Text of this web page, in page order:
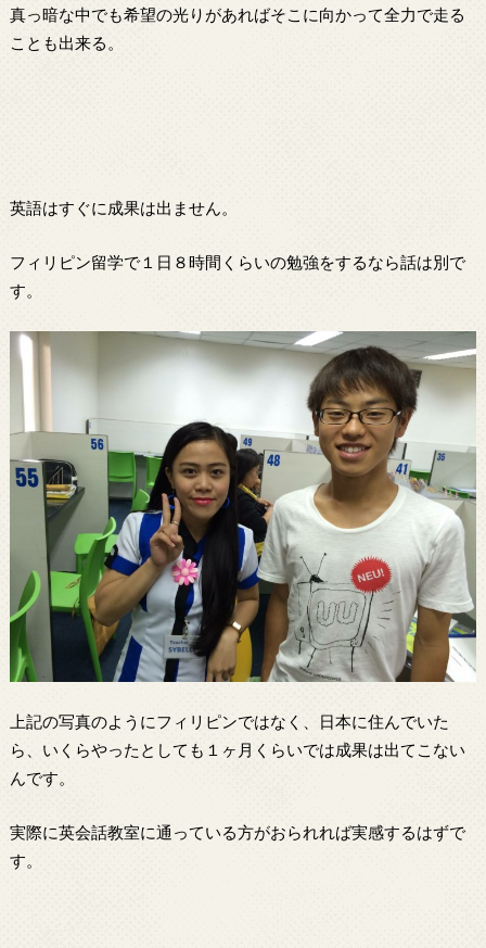
真っ暗な中でも希望の光りがあればそこに向かって全力で走る
ことも出来る。
英語はすぐに成果は出ません。
フィリピン留学で１日８時間くらいの勉強をするなら話は別で
す。
上記の写真のようにフィリピンではなく、日本に住んでいた
ら、いくらやったとしても１ヶ月くらいでは成果は出てこない
んです。
実際に英会話教室に通っている方がおられれば実感するはずで
す。